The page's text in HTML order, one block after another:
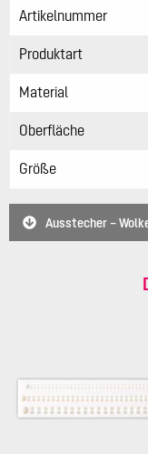
Artikelnummer
Produktart
Material
Oberfläche
Größe
Ausstecher –